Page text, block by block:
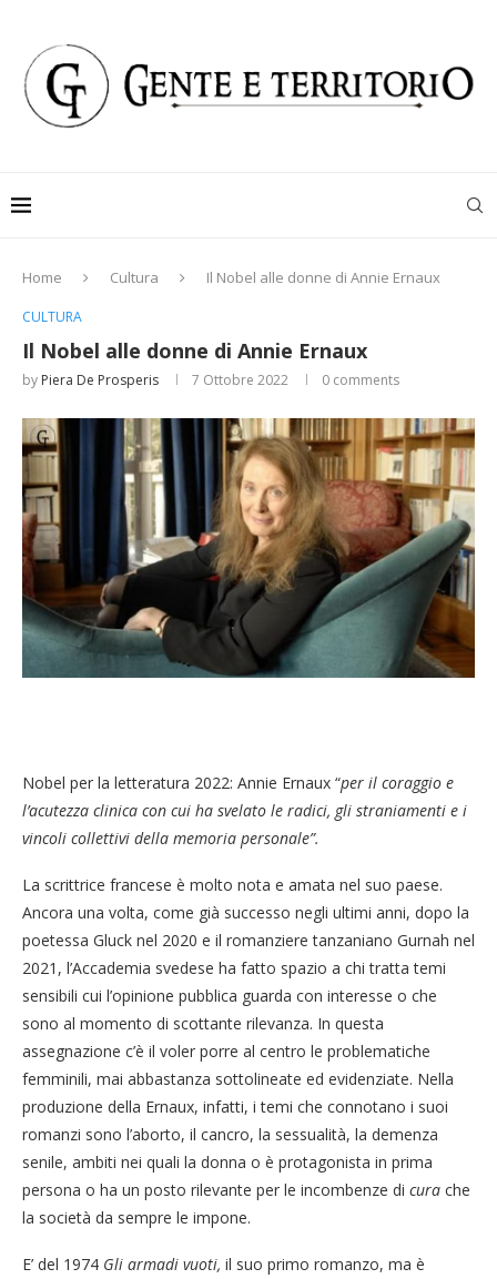
Home Cultura Il Nobel alle donne di Annie Ernaux
CULTURA
Il Nobel alle donne di Annie Ernaux
by Piera De Prosperis 7 Ottobre 2022 0 comments
Nobel per la letteratura 2022: Annie Ernaux “per il coraggio e
l’acutezza clinica con cui ha svelato le radici, gli straniamenti e i
vincoli collettivi della memoria personale”.
La scrittrice francese è molto nota e amata nel suo paese.
Ancora una volta, come già successo negli ultimi anni, dopo la
poetessa Gluck nel 2020 e il romanziere tanzaniano Gurnah nel
2021, l’Accademia svedese ha fatto spazio a chi tratta temi
sensibili cui l’opinione pubblica guarda con interesse o che
sono al momento di scottante rilevanza. In questa
assegnazione c’è il voler porre al centro le problematiche
femminili, mai abbastanza sottolineate ed evidenziate. Nella
produzione della Ernaux, infatti, i temi che connotano i suoi
romanzi sono l’aborto, il cancro, la sessualità, la demenza
senile, ambiti nei quali la donna o è protagonista in prima
persona o ha un posto rilevante per le incombenze di cura che
la società da sempre le impone.
E’ del 1974 Gli armadi vuoti, il suo primo romanzo, ma è